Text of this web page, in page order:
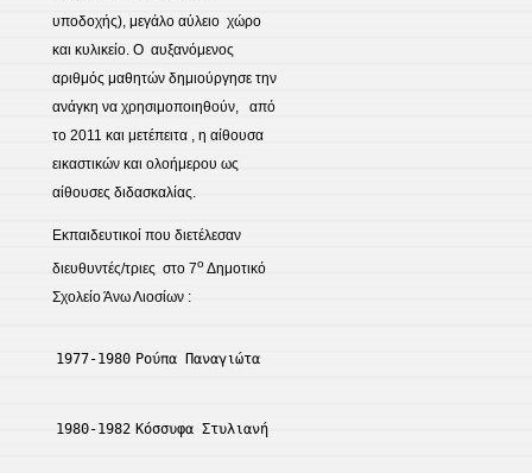
υποδοχής), μεγάλο αύλειο χώρο
και κυλικείο. Ο αυξανόμενος
αριθμός μαθητών δημιούργησε την
ανάγκη να χρησιμοποιηθούν, από
το 2011 και μετέπειτα , η αίθουσα
εικαστικών και ολοήμερου ως
αίθουσες διδασκαλίας.
Εκπαιδευτικοί που διετέλεσαν
διευθυντές/τριες στο 7οΔημοτικό
Σχολείο Άνω Λιοσίων :
1977-1980 Ρούπα Παναγιώτα
1980-1982 Κόσσυφα Στυλιανή